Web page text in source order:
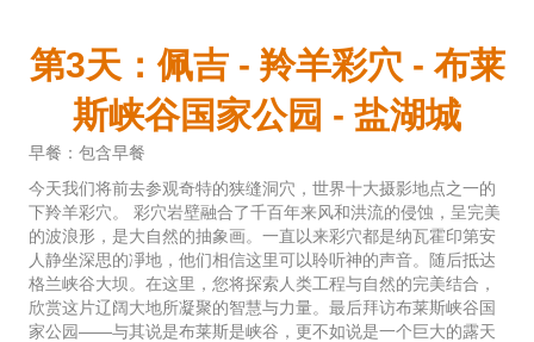
第3天：佩吉 - 羚羊彩穴 - 布莱
斯峡谷国家公园 - 盐湖城
早餐：包含早餐
今天我们将前去参观奇特的狭缝洞穴，世界十大摄影地点之一的
下羚羊彩穴。 彩穴岩壁融合了千百年来风和洪流的侵蚀，呈完美
的波浪形，是大自然的抽象画。一直以来彩穴都是纳瓦霍印第安
人静坐深思的凈地，他们相信这里可以聆听神的声音。随后抵达
格兰峡谷大坝。在这里，您将探索人类工程与自然的完美结合，
欣赏这片辽阔大地所凝聚的智慧与力量。最后拜访布莱斯峡谷国
家公园——与其说是布莱斯是峡谷，更不如说是一个巨大的露天